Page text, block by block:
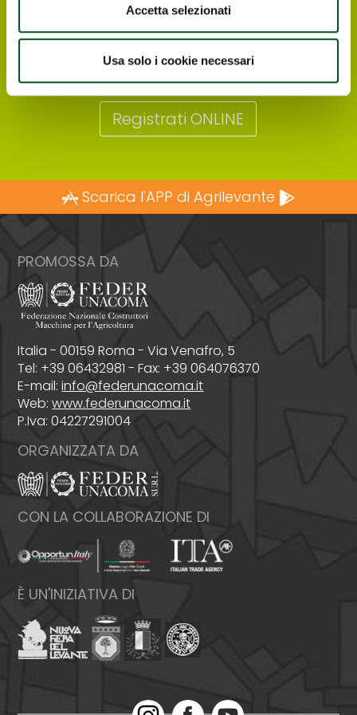
Accetta selezionati
Usa solo i cookie necessari
interessati a visitare Agrilevante by Eima
in modo da ricevere all’indirizzo e-mail che
avranno indicato il biglietto elettronico
gratuito per entrare alla Rassegna.
Registrati ONLINE
Scarica l'APP di Agrilevante
PROMOSSA DA
Italia - 00159 Roma - Via Venafro, 5
Tel: +39 06432981 - Fax: +39 064076370
E-mail:info@federunacoma.it
Web:www.federunacoma.it
P.Iva: 04227291004
ORGANIZZATA DA
CON LA COLLABORAZIONE DI
È UN'INIZIATIVA DI